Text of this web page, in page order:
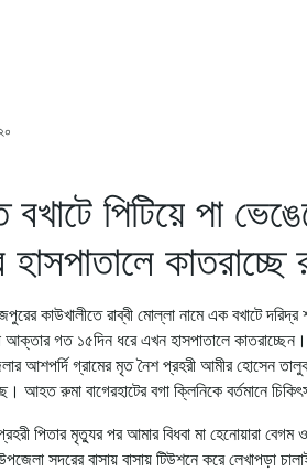
বখাটে পিটিয়ে পা
হাসপাতালে কাতরাচ্ছে
কাউখালীতে রাব্বী মোল্লা নামে এক বখাটে দরিদ্র
আক্তার গত ১৫দিন ধরে এখন হাসপাতালে
আশপর্দি গ্রামের মৃত নৈশ প্রহরী আমীর হোসেন
আহত রুমা বাগেরহাটের বগা ক্লিনিকে বর্তমানে
পিতার মৃত্যুর পর আমার বিধবা মা হেনোয়ারা
সদরের বাসায় বাসায় টিউশনে করে লেখাপড়া